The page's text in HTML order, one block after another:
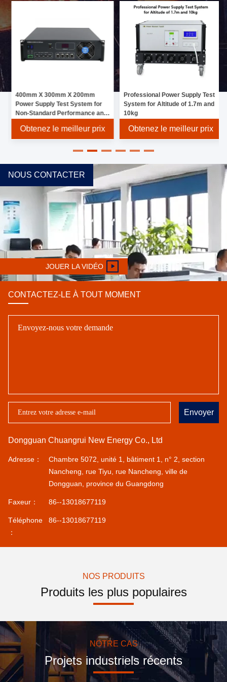
400mm X 300mm X 200mm
Power Supply Test System for
Non-Standard Performance and
Obtenez le meilleur prix
Professional Power Supply Test
System for Altitude of 1.7m and
10kg
Obtenez le meilleur prix
NOUS CONTACTER
JOUER LA VIDÉO
CONTACTEZ-LE À TOUT MOMENT
Envoyer
Dongguan Chuangrui New Energy Co., Ltd
Adresse：
Chambre 5072, unité 1, bâtiment 1, n° 2, section
Nancheng, rue Tiyu, rue Nancheng, ville de
Dongguan, province du Guangdong
Faxeur： 86--13018677119
Téléphone
：
86--13018677119
NOS PRODUITS
Produits les plus populaires
NOTRE CAS
Projets industriels récents